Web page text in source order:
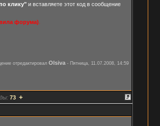
клику"и вставляете этот код в сообщение
форума)
отредактировал Olsiva- Пятница, 11.07.2008, 14:59
73 +